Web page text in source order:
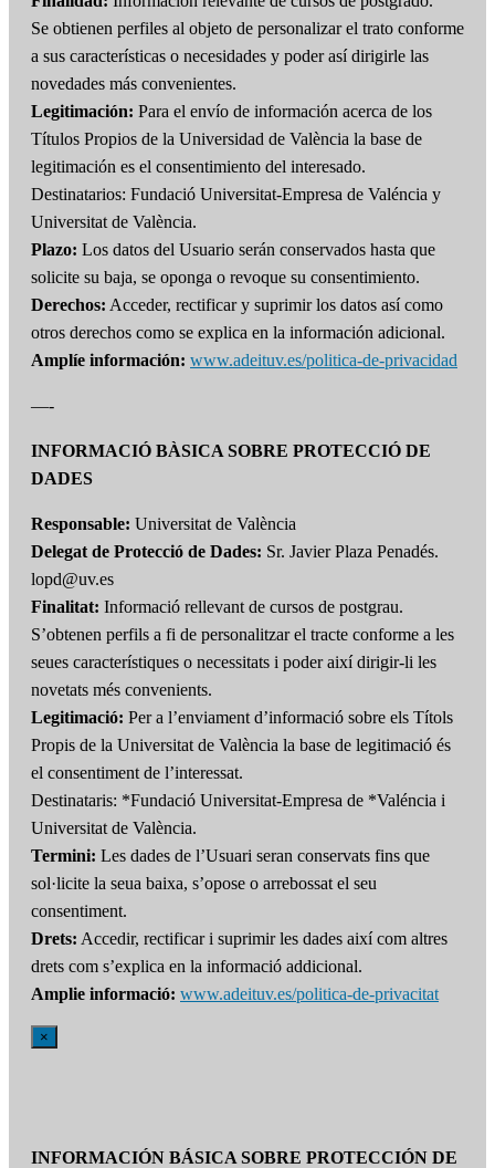
Se obtienen perfiles al objeto de personalizar el trato conforme
a sus características o necesidades y poder así dirigirle las
novedades más convenientes.
Legitimación: Para el envío de información acerca de los
Títulos Propios de la Universidad de València la base de
legitimación es el consentimiento del interesado.
Destinatarios: Fundació Universitat-Empresa de Valéncia y
Universitat de València.
Plazo: Los datos del Usuario serán conservados hasta que
solicite su baja, se oponga o revoque su consentimiento.
Derechos: Acceder, rectificar y suprimir los datos así como
otros derechos como se explica en la información adicional.
Amplíe información: www.adeituv.es/politica-de-privacidad
—-
INFORMACIÓ BÀSICA SOBRE PROTECCIÓ DE
DADES
Responsable: Universitat de València
Delegat de Protecció de Dades: Sr. Javier Plaza Penadés.
lopd@uv.es
Finalitat: Informació rellevant de cursos de postgrau.
S’obtenen perfils a fi de personalitzar el tracte conforme a les
seues característiques o necessitats i poder així dirigir-li les
novetats més convenients.
Legitimació: Per a l’enviament d’informació sobre els Títols
Propis de la Universitat de València la base de legitimació és
el consentiment de l’interessat.
Destinataris: *Fundació Universitat-Empresa de *Valéncia i
Universitat de València.
Termini: Les dades de l’Usuari seran conservats fins que
sol·licite la seua baixa, s’opose o arrebossat el seu
consentiment.
Drets: Accedir, rectificar i suprimir les dades així com altres
drets com s’explica en la informació addicional.
Amplie informació: www.adeituv.es/politica-de-privacitat
×
INFORMACIÓN BÁSICA SOBRE PROTECCIÓN DE